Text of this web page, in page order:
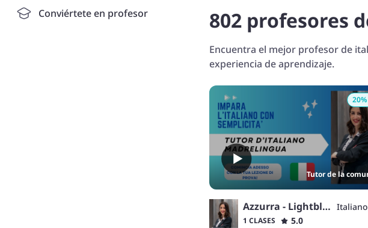
Conviértete en profesor 802 profesores
Encuentra el mejor profesor de
experiencia de aprendizaje.
Tutor de la
20
Azzurra - Lightblue Italiano
1 CLASES
5.0